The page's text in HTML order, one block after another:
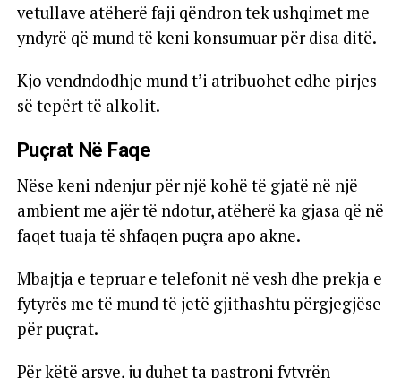
vetullave atëherë faji qëndron tek ushqimet me
yndyrë që mund të keni konsumuar për disa ditë.
Kjo vendndodhje mund t’i atribuohet edhe pirjes
së tepërt të alkolit.
Puçrat Në Faqe
Nëse keni ndenjur për një kohë të gjatë në një
ambient me ajër të ndotur, atëherë ka gjasa që në
faqet tuaja të shfaqen puçra apo akne.
Mbajtja e tepruar e telefonit në vesh dhe prekja e
fytyrës me të mund të jetë gjithashtu përgjegjëse
për puçrat.
Për këtë arsye, ju duhet ta pastroni fytyrën